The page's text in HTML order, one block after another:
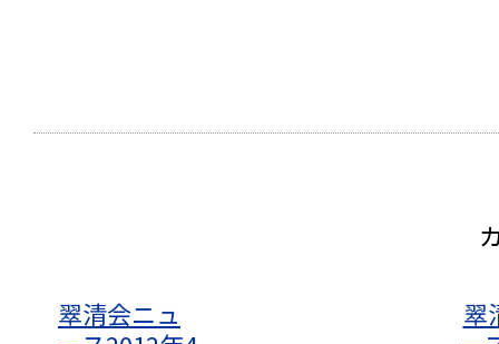
翠清会ニュ
翠